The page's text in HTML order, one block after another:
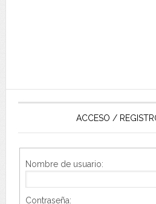
ACCESO /
Nombre de usuario:
Contraseña: